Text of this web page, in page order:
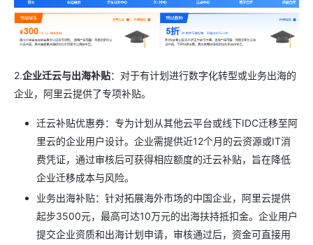
2.企业迁云与出海补贴：对于有计划进行数字化转型或业务出海的
企业，阿里云提供了专项补贴。
迁云补贴优惠券：专为计划从其他云平台或线下IDC迁移至阿
里云的企业用户设计。企业需提供近12个月的云资源或IT消
费凭证，通过审核后可获得相应额度的迁云补贴，旨在降低
企业迁移成本与风险。
业务出海补贴：针对拓展海外市场的中国企业，阿里云提供
起步3500元，最高可达10万元的出海扶持抵扣金。企业用户
提交企业资质和出海计划申请，审核通过后，资金可直接用